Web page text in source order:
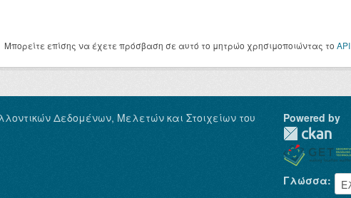
Μπορείτε επίσης να έχετε πρόσβαση σε αυτό το μητρώο χρησιμοποιώντας το API
Δεδομένων, Μελετών και Στοιχείων του
Powered by
Γλώσσα